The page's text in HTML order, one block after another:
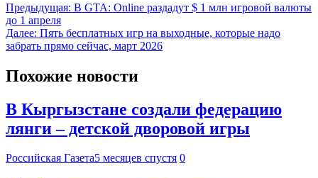
Предыдущая: В GTA: Online раздадут $ 1 млн игровой валюты
до 1 апреля
Далее: Пять бесплатных игр на выходные, которые надо
забрать прямо сейчас, март 2026
Похожие новости
В Кыргызстане создали федерацию
лянги – детской дворовой игры
Российская Газета5 месяцев спустя 0